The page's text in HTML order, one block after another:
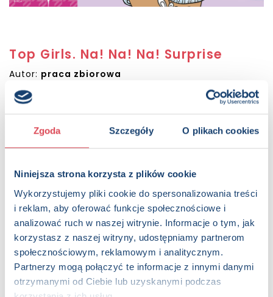
Zgoda Szczegóły O plikach cookies
Niniejsza strona korzysta z plików cookie
Wykorzystujemy pliki cookie do spersonalizowania treści
i reklam, aby oferować funkcje społecznościowe i
analizować ruch w naszej witrynie. Informacje o tym, jak
korzystasz z naszej witryny, udostępniamy partnerom
społecznościowym, reklamowym i analitycznym.
Partnerzy mogą połączyć te informacje z innymi danymi
otrzymanymi od Ciebie lub uzyskanymi podczas
Top Girls. Na! Na! Na! Surprise
Autor: praca zbiorowa
Sugerowana cena detaliczna:
Dostępna:
KUP NA SWIATKSIAZKI.PL
OPIS
Zostań sławną projektantką mody! Stylizuj, zestawiaj stroje,
ubieraj i koloruj. Przyjaciółki z Na!Na!Na! Surprise
przygotowały dla ciebie wiele modowych wyzwań. Razem z
nimi zaprojektujesz buty, sukienki i dodatki, a pomogą ci w
tym kolorowe naklejki. Drzwi do świata mody stoją przed
tobą otworem!